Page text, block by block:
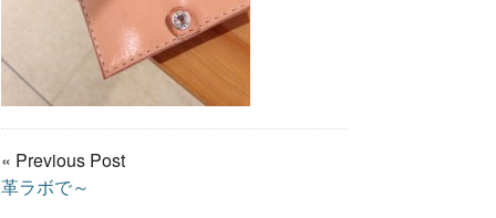
« Previous Post
革ラボで～